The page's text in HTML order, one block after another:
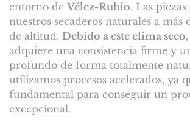
entorno de Vélez-Rubio. Las
nuestros secaderos naturales a más
de altitud. Debido a este clima seco
adquiere una consistencia firme y
profundo de forma totalmente
utilizamos procesos acelerados, ya
fundamental para conseguir un
excepcional.